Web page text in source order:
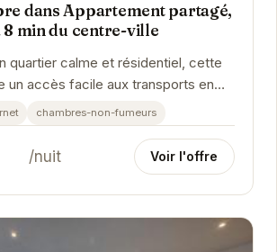
dans Appartement partagé,
8 min du centre-ville
quartier calme et résidentiel, cette
un accès facile aux transports en
principales attractions de...
chambres-non-fumeurs
/nuit Voir l'offre